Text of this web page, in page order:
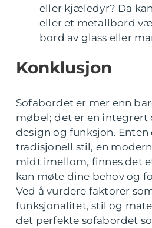
eller kjæledyr? Da
eller et metallbord
bord av glass eller
Konklusjon
Sofabordet er mer enn
møbel; det er en integrert
design og funksjon.
tradisjonell stil, en
midt imellom, finnes det
kan møte dine behov og
Ved å vurdere faktorer
funksjonalitet, stil og
det perfekte sofabordet